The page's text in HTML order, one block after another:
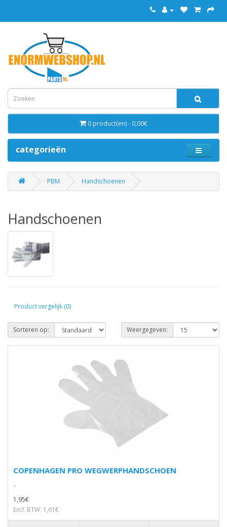
0 product(en) - 0,00€
categorieën
PBM Handschoenen
Handschoenen
Product vergelijk (0)
Sorteren op: Weergegeven:
COPENHAGEN PRO WEGWERPHANDSCHOEN
..
1,95€
Excl. BTW: 1,61€